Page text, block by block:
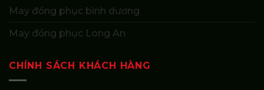
May đồng phục bình dương
May đồng phục Long An
CHÍNH SÁCH KHÁCH HÀNG